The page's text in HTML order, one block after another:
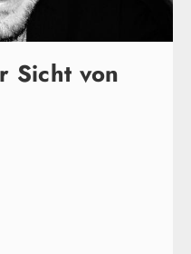
Sicht von